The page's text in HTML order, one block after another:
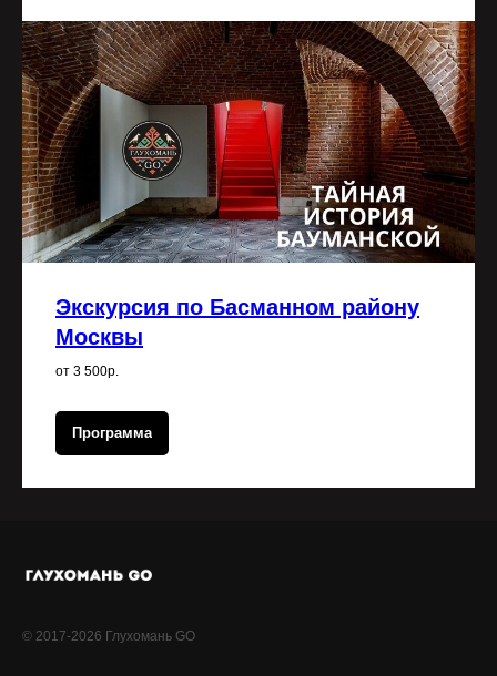
Экскурсия по Басманном району
Москвы
от 3 500р.
Программа
© 2017-2026 Глухомань GO